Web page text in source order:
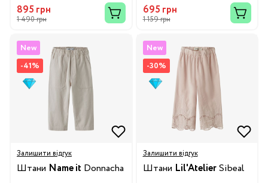
895 грн
1 490 грн
695 грн
1 159 грн
New
-41%
Залишити відгук
Штани Name it Donnacha
New
-30%
Залишити відгук
Штани Lil'AtelierSibeal